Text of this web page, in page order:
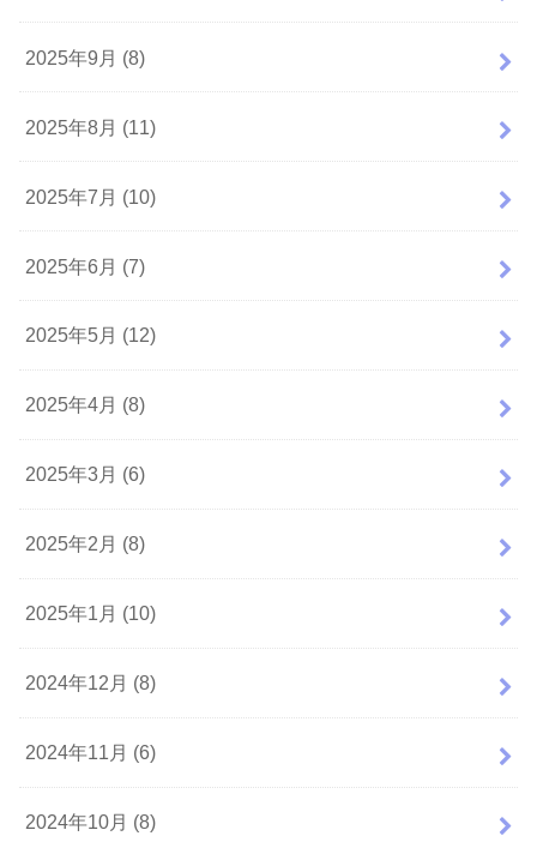
2025年9月 (8)
2025年8月 (11)
2025年7月 (10)
2025年6月 (7)
2025年5月 (12)
2025年4月 (8)
2025年3月 (6)
2025年2月 (8)
2025年1月 (10)
2024年12月 (8)
2024年11月 (6)
2024年10月 (8)